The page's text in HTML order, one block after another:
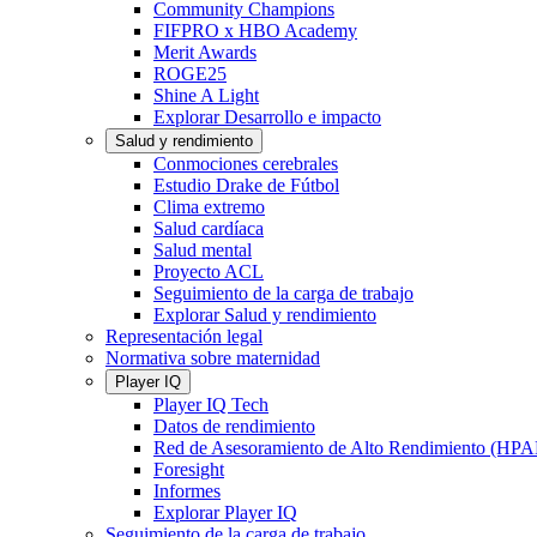
Community Champions
FIFPRO x HBO Academy
Merit Awards
ROGE25
Shine A Light
Explorar Desarrollo e impacto
Salud y rendimiento
Conmociones cerebrales
Estudio Drake de Fútbol
Clima extremo
Salud cardíaca
Salud mental
Proyecto ACL
Seguimiento de la carga de trabajo
Explorar Salud y rendimiento
Representación legal
Normativa sobre maternidad
Player IQ
Player IQ Tech
Datos de rendimiento
Red de Asesoramiento de Alto Rendimiento
Foresight
Informes
Explorar Player IQ